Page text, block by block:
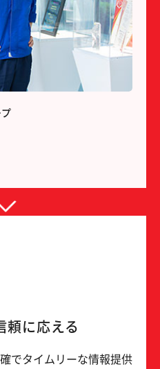
頼に応える
でタイムリーな情報提供